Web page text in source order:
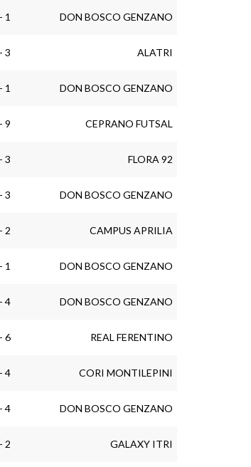
1 DON BOSCO GENZANO
3 ALATRI
1 DON BOSCO GENZANO
9 CEPRANO FUTSAL
3 FLORA 92
3 DON BOSCO GENZANO
2 CAMPUS APRILIA
1 DON BOSCO GENZANO
4 DON BOSCO GENZANO
6 REAL FERENTINO
4 CORI MONTILEPINI
4 DON BOSCO GENZANO
2 GALAXY ITRI